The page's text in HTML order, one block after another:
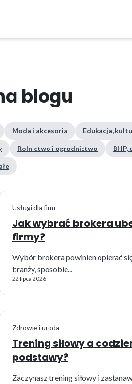
blogu
Moda i akcesoria Edukacja,
Rolnictwo i ogrodnictwo BHP,
Usługi dla firm
Jak wybrać brokera
firmy?
Wybór brokera powinien opierać
branży, sposobie...
22 lipca 2026
Zdrowie i uroda
Trening siłowy a
podstawy?
Zaczynasz trening siłowy i